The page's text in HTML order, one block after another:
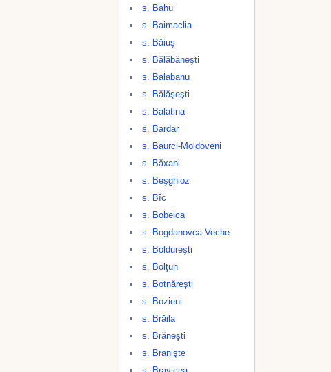
s. Bahu
s. Baimaclia
s. Băiuş
s. Bălăbăneşti
s. Balabanu
s. Bălăşeşti
s. Balatina
s. Bardar
s. Baurci-Moldoveni
s. Băxani
s. Beşghioz
s. Bîc
s. Bobeica
s. Bogdanovca Veche
s. Boldureşti
s. Bolţun
s. Botnăreşti
s. Bozieni
s. Brăila
s. Brăneşti
s. Branişte